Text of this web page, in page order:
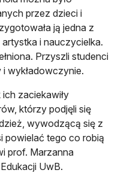
przez dzieci i
ją jedna z
i nauczycielka.
Przyszli studenci
wykładowczynie.
zaciekawiły
którzy podjęli się
wywodzącą się z
powielać tego co robią
prof. Marzanna
UwB.